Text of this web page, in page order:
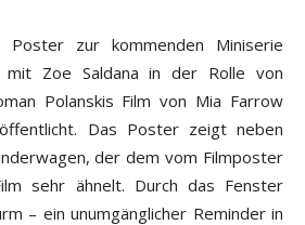
zur kommenden Miniserie
mit Zoe Saldana in der Rolle von
Polanskis Film von Mia Farrow
Das Poster zeigt neben
der dem vom Filmposter
sehr ähnelt. Durch das Fenster
– ein unumgänglicher Reminder in